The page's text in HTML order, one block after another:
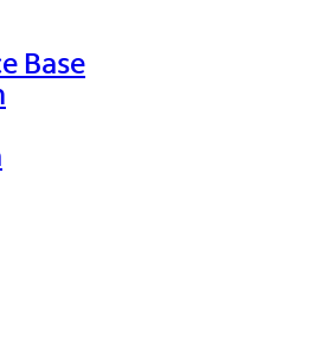
Base